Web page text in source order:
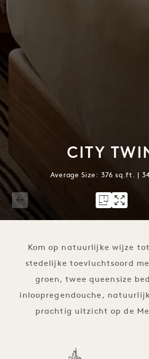
CITY
Average Size: 376 sq.ft. |
Kom op natuurlijke wijze
stedelijke toevluchtsoord
groen, twee queensize
inloopregendouche,
prachtig uitzicht op de